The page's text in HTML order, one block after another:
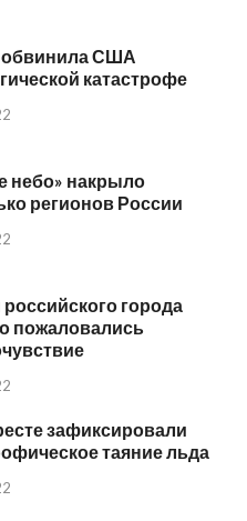
обвинила США
катастрофе
небо» накрыло
регионов России
города
пожаловались
зафиксировали
таяние льда